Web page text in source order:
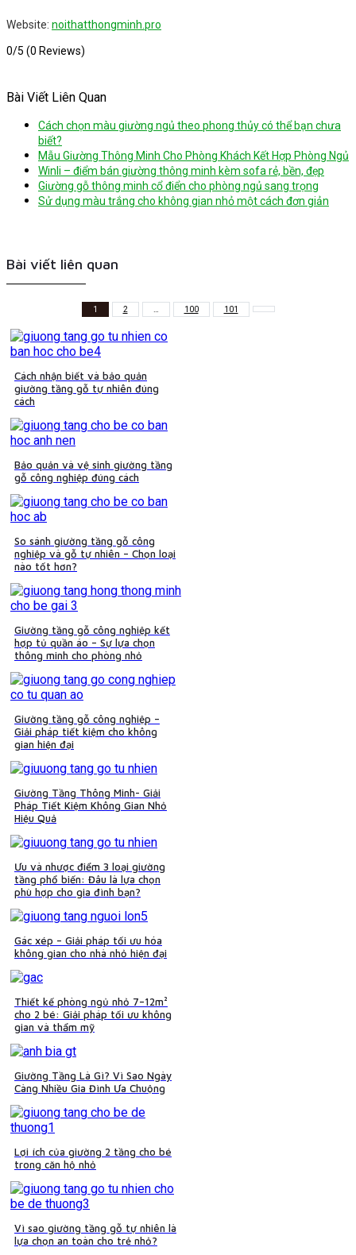
Website: noithatthongminh.pro
0/5 (0 Reviews)
Bài Viết Liên Quan
Cách chọn màu giường ngủ theo phong thủy có thể bạn chưa
biết?
Mẫu Giường Thông Minh Cho Phòng Khách Kết Hợp Phòng Ngủ
Winli – điểm bán giường thông minh kèm sofa rẻ, bền, đẹp
Giường gỗ thông minh cổ điển cho phòng ngủ sang trọng
Sử dụng màu trắng cho không gian nhỏ một cách đơn giản
Bài viết liên quan
1 2 100 101
Cách nhận biết và bảo quản
giường tầng gỗ tự nhiên đúng
cách
Bảo quản và vệ sinh giường tầng
gỗ công nghiệp đúng cách
So sánh giường tầng gỗ công
nghiệp và gỗ tự nhiên – Chọn loại
nào tốt hơn?
Giường tầng gỗ công nghiệp kết
hợp tủ quần áo – Sự lựa chọn
thông minh cho phòng nhỏ
Giường tầng gỗ công nghiệp –
Giải pháp tiết kiệm cho không
gian hiện đại
Giường Tầng Thông Minh- Giải
Pháp Tiết Kiệm Không Gian Nhỏ
Hiệu Quả
Ưu và nhược điểm 3 loại giường
tầng phổ biến: Đâu là lựa chọn
phù hợp cho gia đình bạn?
Gác xép – Giải pháp tối ưu hóa
không gian cho nhà nhỏ hiện đại
Thiết kế phòng ngủ nhỏ 7–12m²
cho 2 bé: Giải pháp tối ưu không
gian và thẩm mỹ
Giường Tầng Là Gì? Vì Sao Ngày
Càng Nhiều Gia Đình Ưa Chuộng
Lợi ích của giường 2 tầng cho bé
trong căn hộ nhỏ
Vì sao giường tầng gỗ tự nhiên là
lựa chọn an toàn cho trẻ nhỏ?